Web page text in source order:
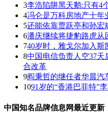
3李浩陷阱黑天鹅:只有4
4冯仑是万科房地产十年
5还能依靠贾跃亭和孙宏
6潘庆继续将捷豹路虎从
740岁时，雅戈尔加入斯
8中国电信负责人空37
合改革
9阎秉哲的继任者华晨汽
1091岁的“香港巴菲特”
中国知名品牌信息网最近更新